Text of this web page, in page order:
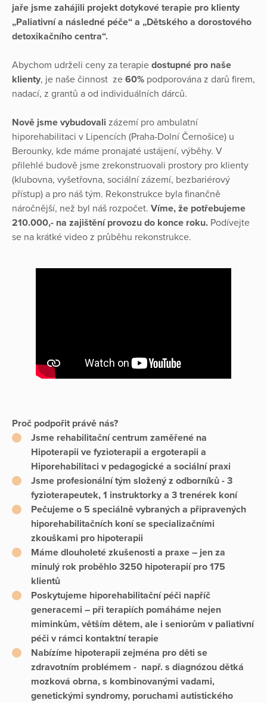
jaře jsme zahájili projekt dotykové terapie pro klienty
„Paliativní a následné péče“ a „Dětského a dorostového
detoxikačního centra“.
Abychom udrželi ceny za terapie dostupné pro naše
klienty, je naše činnost ze 60% podporována z darů firem,
nadací, z grantů a od individuálních dárců.
Nově jsme vybudovali zázemí pro ambulatní
hiporehabilitaci v Lipencích (Praha-Dolní Černošice) u
Berounky, kde máme pronajaté ustájení, výběhy. V
přilehlé budově jsme zrekonstruovali prostory pro klienty
(klubovna, vyšetřovna, sociální zázemí, bezbariérový
přístup) a pro náš tým. Rekonstrukce byla finančně
náročnější, než byl náš rozpočet. Víme, že potřebujeme
210.000,- na zajištění provozu do konce roku. Podívejte
se na krátké video z průběhu rekonstrukce.
Proč podpořit právě nás?
Jsme rehabilitační centrum zaměřené na
Hipoterapii ve fyzioterapii a ergoterapii a
Hiporehabilitaci v pedagogické a sociální praxi
Jsme profesionální tým složený z odborníků - 3
fyzioterapeutek, 1 instruktorky a 3 trenérek koní
Pečujeme o 5 speciálně vybraných a připravených
hiporehabilitačních koní se specializačními
zkouškami pro hipoterapii
Máme dlouholeté zkušenosti a praxe – jen za
minulý rok proběhlo 3250 hipoterapií pro 175
klientů
Poskytujeme hiporehabilitační péči napříč
generacemi – při terapiích pomáháme nejen
miminkům, větším dětem, ale i seniorům v paliativní
péči v rámci kontaktní terapie
Nabízíme hipoterapii zejména pro děti se
zdravotním problémem - např. s diagnózou dětká
mozková obrna, s kombinovanými vadami,
genetickými syndromy, poruchami autistického